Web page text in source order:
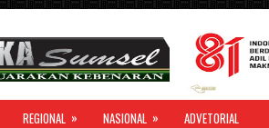
REGIONAL » NASIONAL » ADVETORIAL